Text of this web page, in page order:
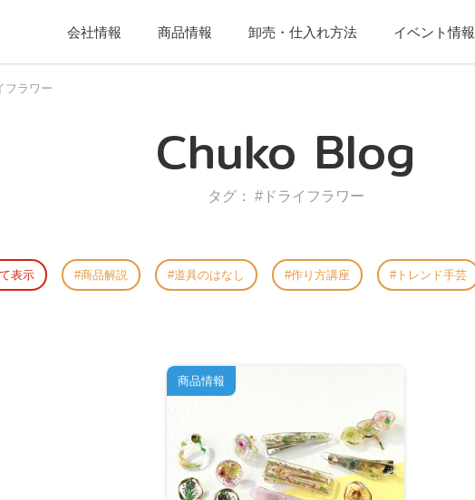
会社情報 商品情報 卸売・仕入れ方法 イベント情報
フラワー
Chuko Blog
タグ： #ドライフラワー
表示 商品解説 道具のはなし 作り方講座 トレンド手芸
商品情報